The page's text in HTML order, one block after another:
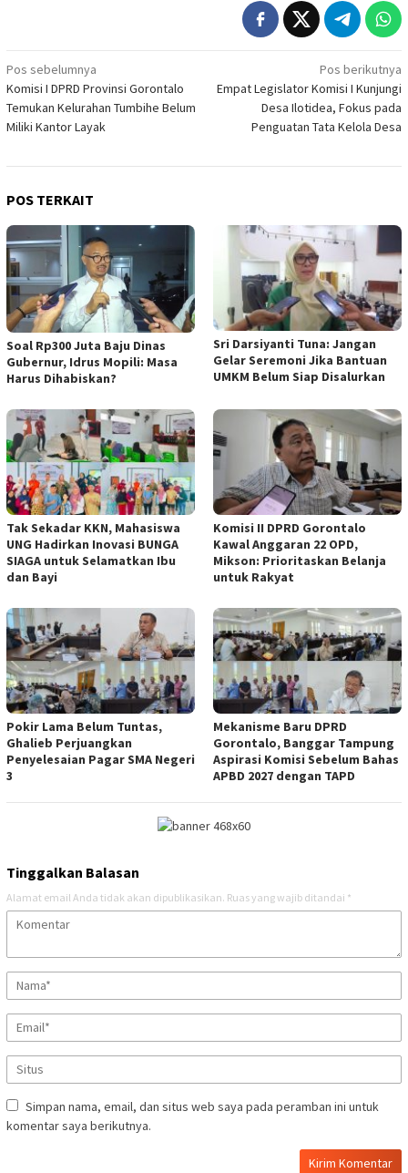
Navigasi
pos
Pos sebelumnya
Komisi I DPRD Provinsi Gorontalo
Temukan Kelurahan Tumbihe Belum
Miliki Kantor Layak
Pos berikutnya
Empat Legislator Komisi I Kunjungi
Desa Ilotidea, Fokus pada
Penguatan Tata Kelola Desa
POS TERKAIT
Soal Rp300 Juta Baju Dinas
Gubernur, Idrus Mopili: Masa
Harus Dihabiskan?
Sri Darsiyanti Tuna: Jangan
Gelar Seremoni Jika Bantuan
UMKM Belum Siap Disalurkan
Tak Sekadar KKN, Mahasiswa
UNG Hadirkan Inovasi BUNGA
SIAGA untuk Selamatkan Ibu
dan Bayi
Komisi II DPRD Gorontalo
Kawal Anggaran 22 OPD,
Mikson: Prioritaskan Belanja
untuk Rakyat
Pokir Lama Belum Tuntas,
Ghalieb Perjuangkan
Penyelesaian Pagar SMA Negeri
3
Mekanisme Baru DPRD
Gorontalo, Banggar Tampung
Aspirasi Komisi Sebelum Bahas
APBD 2027 dengan TAPD
Tinggalkan Balasan
Alamat email Anda tidak akan dipublikasikan. Ruas yang wajib ditandai *
Simpan nama, email, dan situs web saya pada peramban ini untuk
komentar saya berikutnya.